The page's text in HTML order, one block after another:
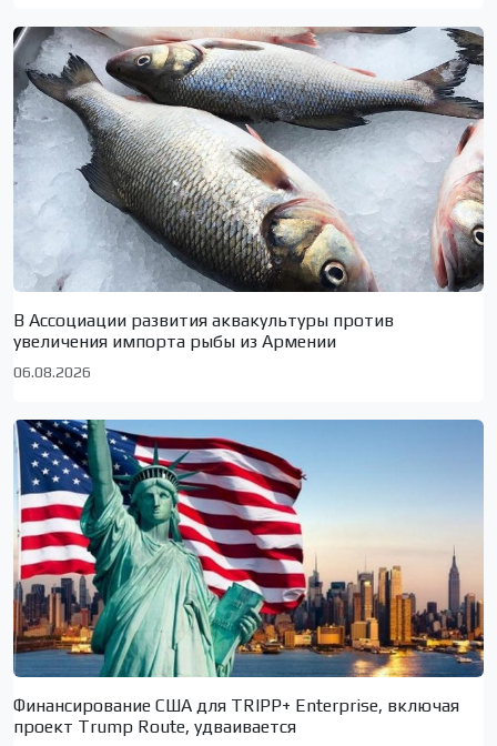
В Ассоциации развития аквакультуры против
увеличения импорта рыбы из Армении
06.08.2026
Финансирование США для TRIPP+ Enterprise, включая
проект Trump Route, удваивается